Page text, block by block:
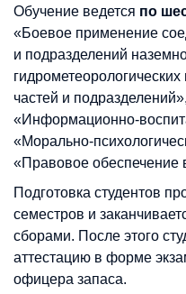
Обучение ведется по
«Боевое применение
и подразделений
частей и
«Информационно-
«Морально-
«Правовое обеспечение
Подготовка студентов
семестров и
сборами. После этого
аттестацию в форме
офицера запаса.